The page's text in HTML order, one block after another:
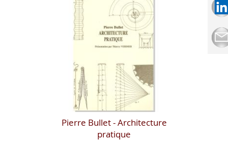
Pierre Bullet - Architecture
pratique